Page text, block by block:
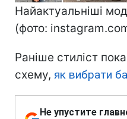
Найактуальніші
(фото:
Раніше стиліст
схему, як вибрати
Не упустите